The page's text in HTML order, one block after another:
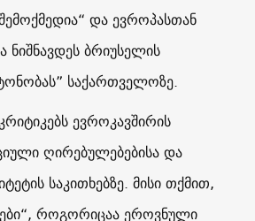
და ევროპასთან
ბრიუსელის
საქართველოზე.
ევროკავშირის
ღირებულებებისა და
საკითხებზე. მისი თქმით,
როგორიცაა ეროვნული